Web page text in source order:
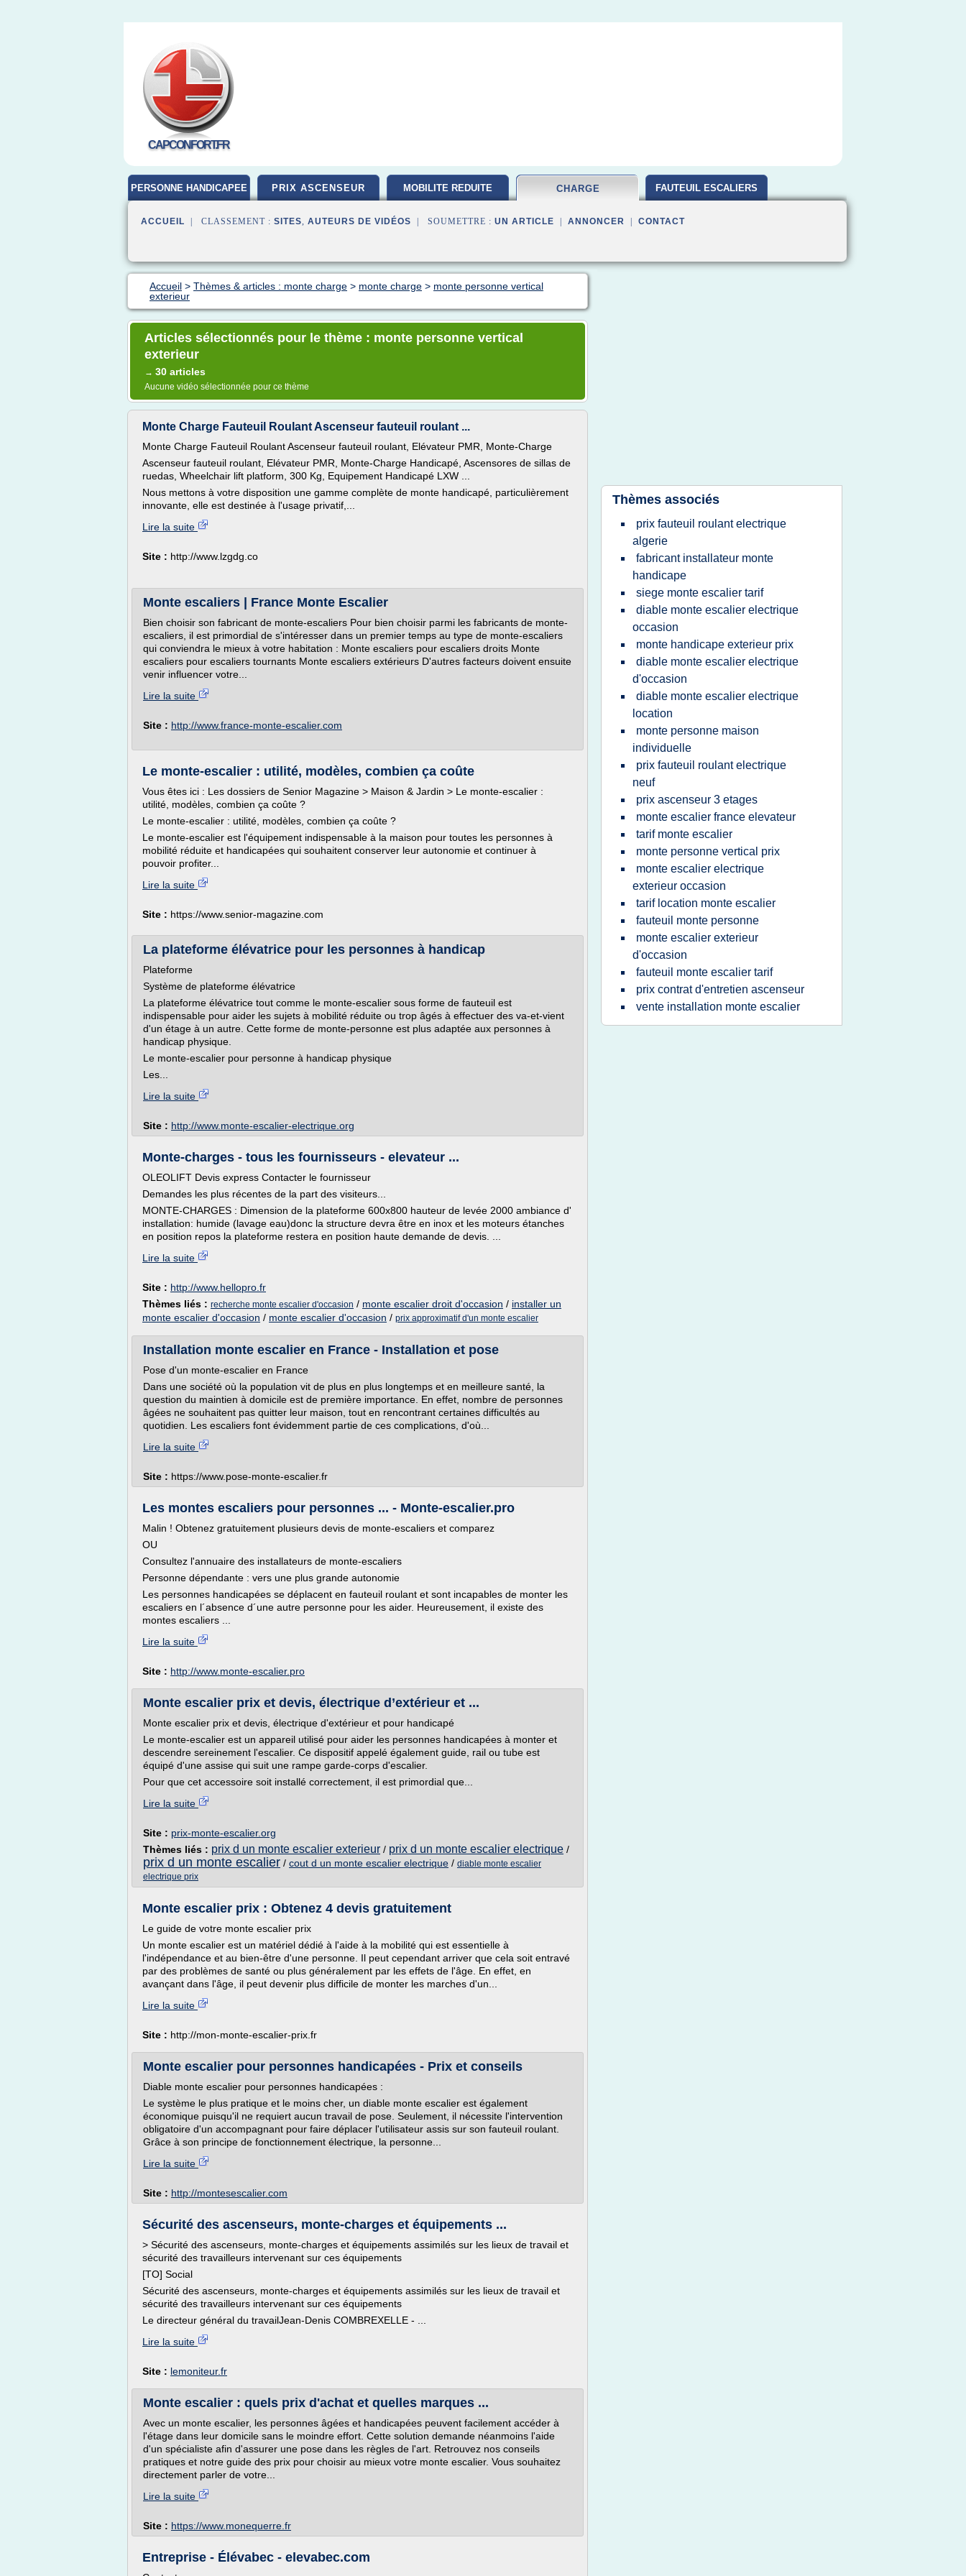
CAPCONFORT.FR
PERSONNE HANDICAPEE PRIX ASCENSEUR MOBILITE REDUITE CHARGE FAUTEUIL ESCALIERS
ACCUEIL | CLASSEMENT : SITES, AUTEURS DE VIDÉOS | SOUMETTRE : UN ARTICLE ANNONCER CONTACT
Accueil > Thèmes & articles : monte charge > monte charge > monte personne vertical
exterieur
Articles sélectionnés pour le thème : monte personne vertical
exterieur
→ 30 articles
Aucune vidéo sélectionnée pour ce thème
Monte Charge Fauteuil Roulant Ascenseur fauteuil roulant ...
Monte Charge Fauteuil Roulant Ascenseur fauteuil roulant, Elévateur PMR, Monte-Charge
Ascenseur fauteuil roulant, Elévateur PMR, Monte-Charge Handicapé, Ascensores de sillas de
ruedas, Wheelchair lift platform, 300 Kg, Equipement Handicapé LXW ...
Nous mettons à votre disposition une gamme complète de monte handicapé, particulièrement
innovante, elle est destinée à l'usage privatif,...
Lire la suite
Site : http://www.lzgdg.co
Monte escaliers | France Monte Escalier
Bien choisir son fabricant de monte-escaliers Pour bien choisir parmi les fabricants de monte-
escaliers, il est primordial de s'intéresser dans un premier temps au type de monte-escaliers
qui conviendra le mieux à votre habitation : Monte escaliers pour escaliers droits Monte
escaliers pour escaliers tournants Monte escaliers extérieurs D'autres facteurs doivent ensuite
venir influencer votre...
Lire la suite
Site : http://www.france-monte-escalier.com
Le monte-escalier : utilité, modèles, combien ça coûte
Vous êtes ici : Les dossiers de Senior Magazine > Maison & Jardin > Le monte-escalier :
utilité, modèles, combien ça coûte ?
Le monte-escalier : utilité, modèles, combien ça coûte ?
Le monte-escalier est l'équipement indispensable à la maison pour toutes les personnes à
mobilité réduite et handicapées qui souhaitent conserver leur autonomie et continuer à
pouvoir profiter...
Lire la suite
Site : https://www.senior-magazine.com
La plateforme élévatrice pour les personnes à handicap
Plateforme
Système de plateforme élévatrice
La plateforme élévatrice tout comme le monte-escalier sous forme de fauteuil est
indispensable pour aider les sujets à mobilité réduite ou trop âgés à effectuer des va-et-vient
d'un étage à un autre. Cette forme de monte-personne est plus adaptée aux personnes à
handicap physique.
Le monte-escalier pour personne à handicap physique
Les...
Lire la suite
Site : http://www.monte-escalier-electrique.org
Monte-charges - tous les fournisseurs - elevateur ...
OLEOLIFT Devis express Contacter le fournisseur
Demandes les plus récentes de la part des visiteurs...
MONTE-CHARGES : Dimension de la plateforme 600x800 hauteur de levée 2000 ambiance d'
installation: humide (lavage eau)donc la structure devra être en inox et les moteurs étanches
en position repos la plateforme restera en position haute demande de devis. ...
Lire la suite
Site : http://www.hellopro.fr
Thèmes liés : recherche monte escalier d'occasion / monte escalier droit d'occasion / installer un
monte escalier d'occasion / monte escalier d'occasion / prix approximatif d'un monte escalier
Installation monte escalier en France - Installation et pose
Pose d'un monte-escalier en France
Dans une société où la population vit de plus en plus longtemps et en meilleure santé, la
question du maintien à domicile est de première importance. En effet, nombre de personnes
âgées ne souhaitent pas quitter leur maison, tout en rencontrant certaines difficultés au
quotidien. Les escaliers font évidemment partie de ces complications, d'où...
Lire la suite
Site : https://www.pose-monte-escalier.fr
Les montes escaliers pour personnes ... - Monte-escalier.pro
Malin ! Obtenez gratuitement plusieurs devis de monte-escaliers et comparez
OU
Consultez l'annuaire des installateurs de monte-escaliers
Personne dépendante : vers une plus grande autonomie
Les personnes handicapées se déplacent en fauteuil roulant et sont incapables de monter les
escaliers en l´absence d´une autre personne pour les aider. Heureusement, il existe des
montes escaliers ...
Lire la suite
Site : http://www.monte-escalier.pro
Monte escalier prix et devis, électrique d’extérieur et ...
Monte escalier prix et devis, électrique d'extérieur et pour handicapé
Le monte-escalier est un appareil utilisé pour aider les personnes handicapées à monter et
descendre sereinement l'escalier. Ce dispositif appelé également guide, rail ou tube est
équipé d'une assise qui suit une rampe garde-corps d'escalier.
Pour que cet accessoire soit installé correctement, il est primordial que...
Lire la suite
Site : prix-monte-escalier.org
Thèmes liés : prix d un monte escalier exterieur / prix d un monte escalier electrique /
prix d un monte escalier / cout d un monte escalier electrique / diable monte escalier
electrique prix
Monte escalier prix : Obtenez 4 devis gratuitement
Le guide de votre monte escalier prix
Un monte escalier est un matériel dédié à l'aide à la mobilité qui est essentielle à
l'indépendance et au bien-être d'une personne. Il peut cependant arriver que cela soit entravé
par des problèmes de santé ou plus généralement par les effets de l'âge. En effet, en
avançant dans l'âge, il peut devenir plus difficile de monter les marches d'un...
Lire la suite
Site : http://mon-monte-escalier-prix.fr
Monte escalier pour personnes handicapées - Prix et conseils
Diable monte escalier pour personnes handicapées :
Le système le plus pratique et le moins cher, un diable monte escalier est également
économique puisqu'il ne requiert aucun travail de pose. Seulement, il nécessite l'intervention
obligatoire d'un accompagnant pour faire déplacer l'utilisateur assis sur son fauteuil roulant.
Grâce à son principe de fonctionnement électrique, la personne...
Lire la suite
Site : http://montesescalier.com
Sécurité des ascenseurs, monte-charges et équipements ...
> Sécurité des ascenseurs, monte-charges et équipements assimilés sur les lieux de travail et
sécurité des travailleurs intervenant sur ces équipements
[TO] Social
Sécurité des ascenseurs, monte-charges et équipements assimilés sur les lieux de travail et
sécurité des travailleurs intervenant sur ces équipements
Le directeur général du travailJean-Denis COMBREXELLE - ...
Lire la suite
Site : lemoniteur.fr
Monte escalier : quels prix d'achat et quelles marques ...
Avec un monte escalier, les personnes âgées et handicapées peuvent facilement accéder à
l'étage dans leur domicile sans le moindre effort. Cette solution demande néanmoins l'aide
d'un spécialiste afin d'assurer une pose dans les règles de l'art. Retrouvez nos conseils
pratiques et notre guide des prix pour choisir au mieux votre monte escalier. Vous souhaitez
directement parler de votre...
Lire la suite
Site : https://www.monequerre.fr
Entreprise - Élévabec - elevabec.com
Thèmes associés
prix fauteuil roulant electrique
algerie
fabricant installateur monte
handicape
siege monte escalier tarif
diable monte escalier electrique
occasion
monte handicape exterieur prix
diable monte escalier electrique
d'occasion
diable monte escalier electrique
location
monte personne maison
individuelle
prix fauteuil roulant electrique
neuf
prix ascenseur 3 etages
monte escalier france elevateur
tarif monte escalier
monte personne vertical prix
monte escalier electrique
exterieur occasion
tarif location monte escalier
fauteuil monte personne
monte escalier exterieur
d'occasion
fauteuil monte escalier tarif
prix contrat d'entretien ascenseur
vente installation monte escalier